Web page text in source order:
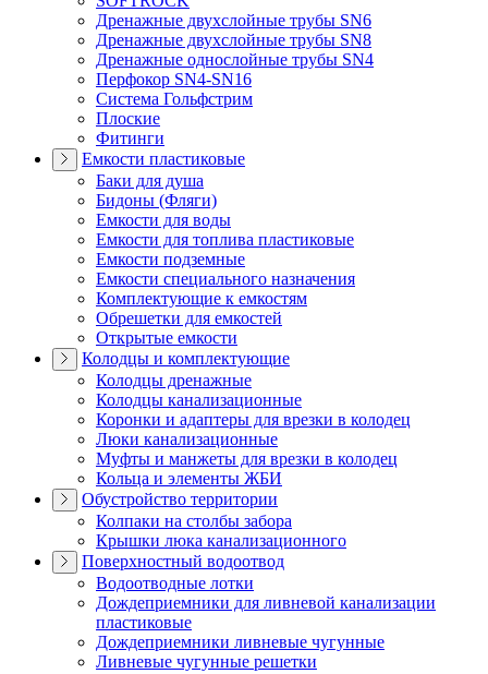
Дренажные двухслойные трубы SN6
Дренажные двухслойные трубы SN8
Дренажные однослойные трубы SN4
Перфокор SN4-SN16
Система Гольфстрим
Плоские
Фитинги
Емкости пластиковые
Баки для душа
Бидоны (Фляги)
Емкости для воды
Емкости для топлива пластиковые
Емкости подземные
Емкости специального назначения
Комплектующие к емкостям
Обрешетки для емкостей
Открытые емкости
Колодцы и комплектующие
Колодцы дренажные
Колодцы канализационные
Коронки и адаптеры для врезки в колодец
Люки канализационные
Муфты и манжеты для врезки в колодец
Кольца и элементы ЖБИ
Обустройство территории
Колпаки на столбы забора
Крышки люка канализационного
Поверхностный водоотвод
Водоотводные лотки
Дождеприемники для ливневой канализации
пластиковые
Дождеприемники ливневые чугунные
Ливневые чугунные решетки